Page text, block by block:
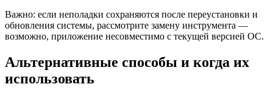
Важно: если неполадки сохраняются после переустановки и
обновления системы, рассмотрите замену инструмента —
возможно, приложение несовместимо с текущей версией ОС.
Альтернативные способы и когда их
использовать